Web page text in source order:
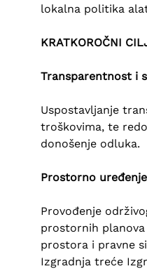
lokalna politika
KRATKOROČNI
Transparentnost i
Uspostavljanje
troškovima, te
donošenje odluka.
Prostorno
Provođenje
prostornih
prostora i pravne
Izgradnja treće